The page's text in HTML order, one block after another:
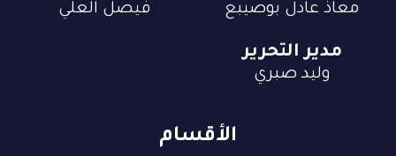
الأقسام
معاذ عادل بوصيبع فيصل العلي
مدير التحرير
وليد صبري